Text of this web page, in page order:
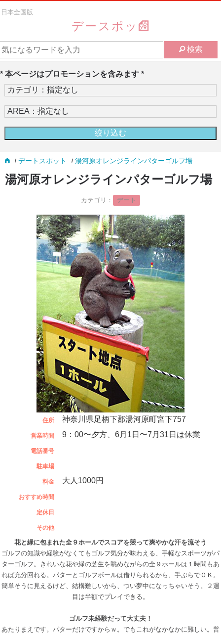
日本全国版
デースポッ
検索
* 本ページはプロモーションを含みます *
デートスポット 湯河原オレンジラインパターゴルフ場
湯河原オレンジラインパターゴルフ場
カテゴリ： デート
住所 神奈川県足柄下郡湯河原町宮下757
営業時間 9：00〜夕方、6月1日〜7月31日は休業
電話番号
駐車場
料金 大人1000円
おすすめ時間
定休日
その他
花と緑に包まれた全９ホールでスコアを競って爽やかな汗を流そう
ゴルフの知識や経験がなくてもゴルフ気分が味わえる、手軽なスポーツがパ
ターゴルフ。きれいな花や緑の芝生を眺めながらの全９ホールは１時間もあ
れば充分回れる。パターとゴルフボールは借りられるから、手ぶらでＯＫ。
簡単そうに見えるけど、結構難しいから、つい夢中になっちゃいそう。２週
目は半額でプレイできる。
ゴルフ未経験だって大丈夫！
あたりまえです。パターだけですからｗ。でもこれがなかなかに難しい。普